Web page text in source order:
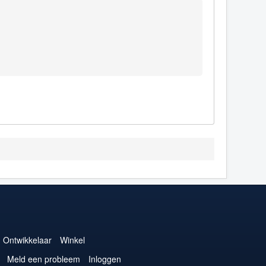
Ontwikkelaar
Winkel
Meld een probleem Inloggen